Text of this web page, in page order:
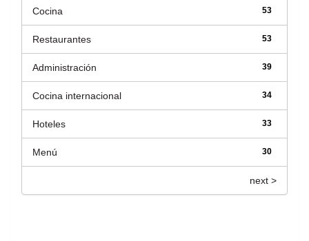
53
Cocina
53
Restaurantes
39
Administración
34
Cocina internacional
33
Hoteles
30
Menú
next >